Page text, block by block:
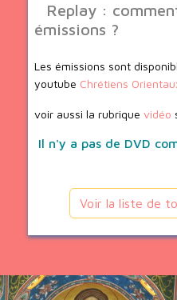
Replay :
émissions ?
Les émissions sont
youtube Chrétiens
voir aussi la rubrique vidéo
Il n'y a pas de DVD
Voir la liste de